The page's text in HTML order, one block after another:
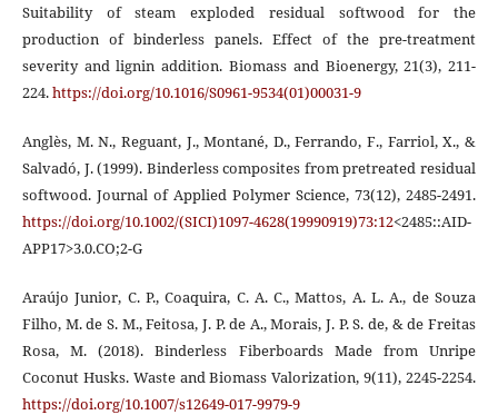
Suitability of steam exploded residual softwood for the
production of binderless panels. Effect of the pre-treatment
severity and lignin addition. Biomass and Bioenergy, 21(3), 211-
224.https://doi.org/10.1016/S0961-9534(01)00031-9
Anglès, M. N., Reguant, J., Montané, D., Ferrando, F., Farriol, X., &
Salvadó, J. (1999). Binderless composites from pretreated residual
softwood. Journal of Applied Polymer Science, 73(12), 2485-2491.
https://doi.org/10.1002/(SICI)1097-4628(19990919)73:12<2485::AID-
APP17>3.0.CO;2-G
Araújo Junior, C. P., Coaquira, C. A. C., Mattos, A. L. A., de Souza
Filho, M. de S. M., Feitosa, J. P. de A., Morais, J. P. S. de, & de Freitas
Rosa, M. (2018). Binderless Fiberboards Made from Unripe
Coconut Husks. Waste and Biomass Valorization, 9(11), 2245-2254.
https://doi.org/10.1007/s12649-017-9979-9